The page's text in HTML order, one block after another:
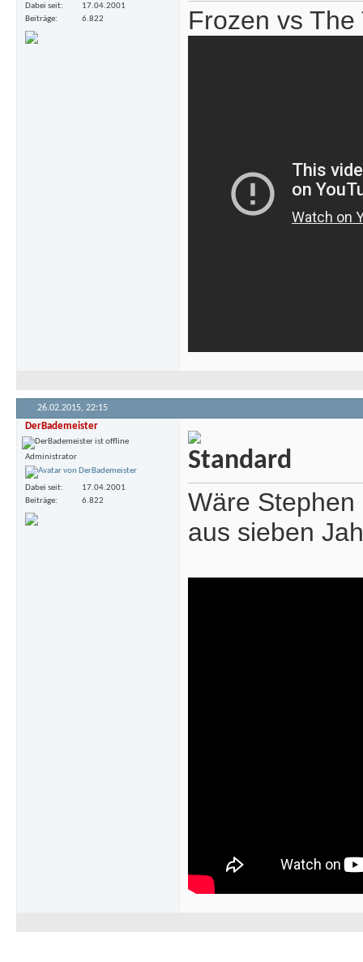
Dabei seit
17.04.2001
Beiträge
6.822 Frozen vs
26.02.2015, 22:15
DerBademeister
Administrator
Dabei seit
17.04.2001
Beiträge
6.822
Wäre
aus sieben